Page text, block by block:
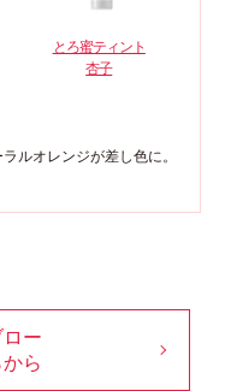
とろ蜜ティント
杏子
ルオレンジが差し色に。
ー
ら